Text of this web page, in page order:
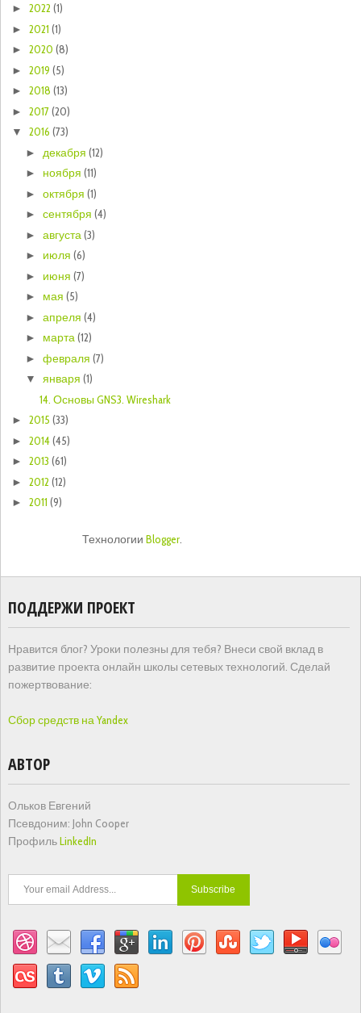
►2022(1)
►2021(1)
►2020(8)
►2019(5)
►2018(13)
►2017(20)
▼2016(73)
► декабря(12)
► ноября(11)
►октября(1)
►сентября(4)
►августа(3)
► июля(6)
► июня(7)
► мая(5)
►апреля(4)
► марта(12)
►февраля(7)
▼января(1)
14. Основы GNS3. Wireshark
►2015(33)
►2014(45)
►2013(61)
►2012(12)
►2011(9)
ТехнологииBlogger.
ПОДДЕРЖИ ПРОЕКТ
Нравится блог? Уроки полезны для тебя? Внеси свой вклад в
развитие проекта онлайн школы сетевых технологий. Сделай
пожертвование:
Сбор средств на Yandex
АВТОР
Ольков Евгений
Псевдоним: John Cooper
ПрофильLinkedIn